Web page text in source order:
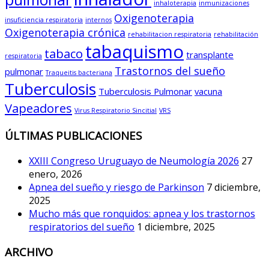
inhaloterapia inmunizaciones
insuficiencia respiratoria internos Oxigenoterapia
Oxigenoterapia crónica rehabilitacion respiratoria rehabilitación
respiratoria tabaco tabaquismo transplante
pulmonar Traqueitis bacteriana Trastornos del sueño
Tuberculosis Tuberculosis Pulmonar vacuna
Vapeadores Virus Respiratorio Sincitial VRS
ÚLTIMAS PUBLICACIONES
XXIII Congreso Uruguayo de Neumología 2026 27
enero, 2026
Apnea del sueño y riesgo de Parkinson 7 diciembre,
2025
Mucho más que ronquidos: apnea y los trastornos
respiratorios del sueño 1 diciembre, 2025
ARCHIVO